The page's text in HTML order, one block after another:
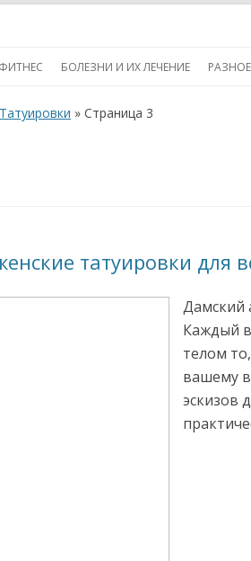
ФИТНЕС БОЛЕЗНИ И ИХ ЛЕЧЕНИЕ РАЗНОЕ
Татуировки » Страница 3
татуировки для
Дамский
Каждый
телом
вашему
эскизов